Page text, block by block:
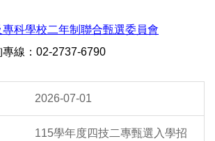
科學校二年制聯合甄選委員會
線：02-2737-6790
2026-07-01
115學年度四技二專甄選入學招